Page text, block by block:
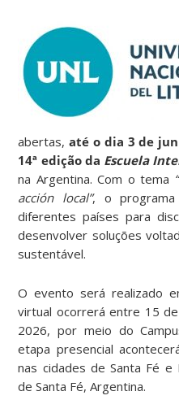
abertas,até o dia 3 de
14ª edição da Escuela
na Argentina. Com o tema
acción local”, o
diferentes países para
desenvolver soluções
sustentável.
O evento será realizado
virtual ocorrerá entre 15
2026, por meio do
etapa presencial
nas cidades de Santa Fé e
de Santa Fé, Argentina.